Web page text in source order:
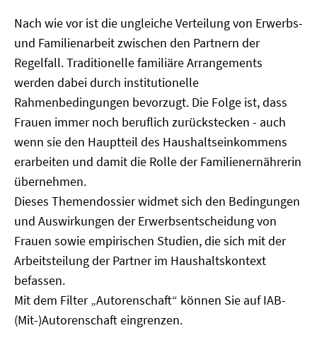
Nach wie vor ist die ungleiche Verteilung von Erwerbs-
und Familienarbeit zwischen den Partnern der
Regelfall. Traditionelle familiäre Arrangements
werden dabei durch institutionelle
Rahmenbedingungen bevorzugt. Die Folge ist, dass
Frauen immer noch beruflich zurückstecken - auch
wenn sie den Hauptteil des Haushaltseinkommens
erarbeiten und damit die Rolle der Familienernährerin
übernehmen.
Dieses Themendossier widmet sich den Bedingungen
und Auswirkungen der Erwerbsentscheidung von
Frauen sowie empirischen Studien, die sich mit der
Arbeitsteilung der Partner im Haushaltskontext
befassen.
Mit dem Filter „Autorenschaft“ können Sie auf IAB-
(Mit-)Autorenschaft eingrenzen.